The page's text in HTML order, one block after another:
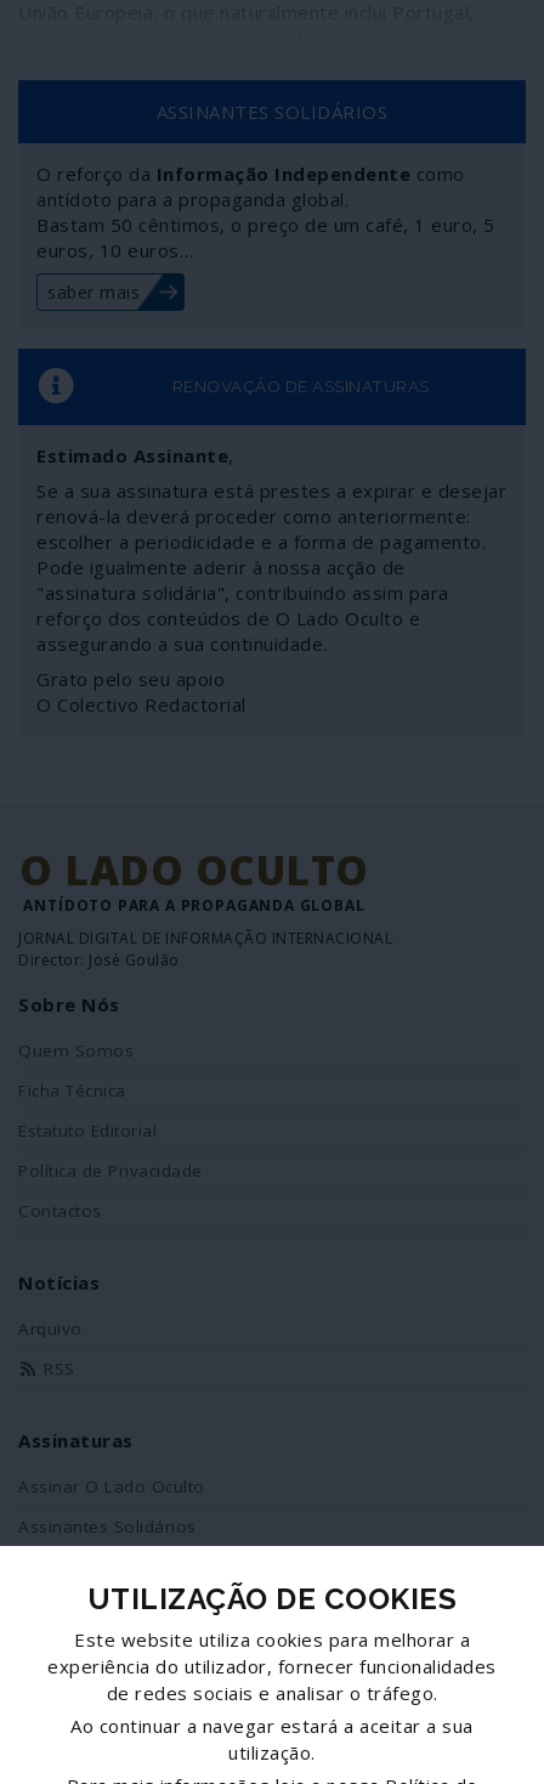
às emanações fascistas na Polónia, na Hungria e nos
Estados bálticos, tratadas, com muito pudor, como
“populistas”, “nacionalistas” ou “iliberais”. Na verdade,
desde a Segunda Guerra Mundial, a CIA e depois a
NATO reciclaram numerosos criminosos um pouco por
todo o mundo, ultimamente nos países bálticos e na
Ucrânia. Estes veiculam abertamente uma ideologia
racial que, aliás, nunca abandonaram.
ASSINANTES SOLIDÁRIOS
O reforço da Informação Independente como
antídoto para a propaganda global.
Bastam 50 cêntimos, o preço de um café, 1 euro, 5
euros, 10 euros…
saber mais
RENOVAÇÃO DE ASSINATURAS
Estimado Assinante,
Se a sua assinatura está prestes a expirar e desejar
renová-la deverá proceder como anteriormente:
escolher a periodicidade e a forma de pagamento.
Pode igualmente aderir à nossa acção de
"assinatura solidária", contribuindo assim para
reforço dos conteúdos de O Lado Oculto e
assegurando a sua continuidade.
Grato pelo seu apoio
O Colectivo Redactorial
O LADO OCULTO
ANTÍDOTO PARA A PROPAGANDA GLOBAL
JORNAL DIGITAL DE INFORMAÇÃO INTERNACIONAL
Director: José Goulão
Sobre Nós
Quem Somos
Ficha Técnica
Estatuto Editorial
Política de Privacidade
Contactos
Notícias
Arquivo
RSS
Assinaturas
Assinar O Lado Oculto
Assinantes Solidários
Redes Sociais
Siga-nos no facebook
UTILIZAÇÃO DE COOKIES
Este website utiliza cookies para melhorar a
experiência do utilizador, fornecer funcionalidades
de redes sociais e analisar o tráfego.
Ao continuar a navegar estará a aceitar a sua
utilização.